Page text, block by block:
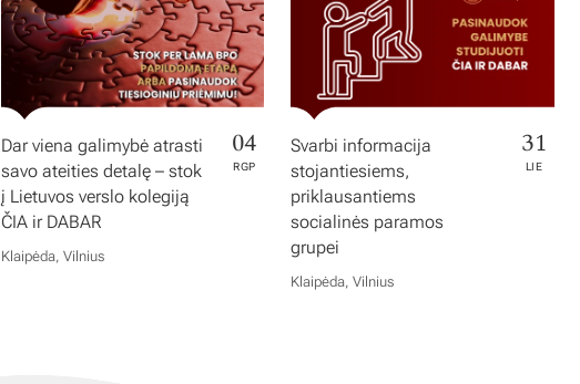
Dar viena galimybė atrasti
savo ateities detalę – stok
į Lietuvos verslo kolegiją
ČIA ir DABAR
04
RGP
Klaipėda, Vilnius
Svarbi informacija
stojantiesiems,
priklausantiems
socialinės paramos
grupei
31
LIE
Klaipėda, Vilnius